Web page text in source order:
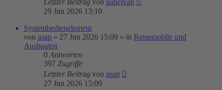
Letzter Beitrag von panelvan
29 Jun 2026 13:10
Systembedienelement
von asap » 27 Jun 2026 15:09 » in Reisemobile und
Ausbauten
0 Antworten
397 Zugriffe
Letzter Beitrag von asap
27 Jun 2026 15:09